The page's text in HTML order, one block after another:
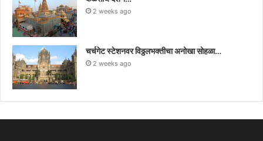
2 weeks ago
चर्चगेट स्टेशनवर विठ्ठलभक्तीचा अनोखा सोहळा…
2 weeks ago